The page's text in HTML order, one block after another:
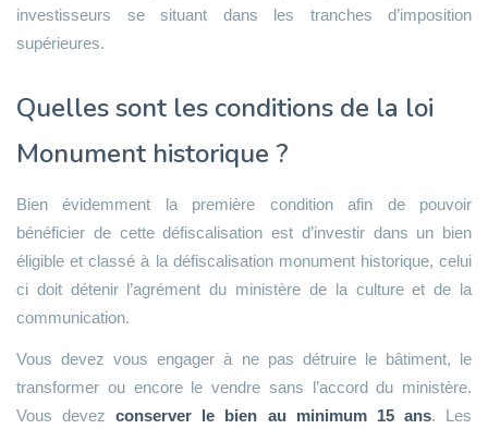
investisseurs se situant dans les tranches d’imposition
supérieures.
Quelles sont les conditions de la loi
Monument historique ?
Bien évidemment la première condition afin de pouvoir
bénéficier de cette défiscalisation est d’investir dans un bien
éligible et classé à la défiscalisation monument historique, celui
ci doit détenir l’agrément du ministère de la culture et de la
communication.
Vous devez vous engager à ne pas détruire le bâtiment, le
transformer ou encore le vendre sans l’accord du ministère.
Vous devezconserver le bien au minimum 15 ans. Les